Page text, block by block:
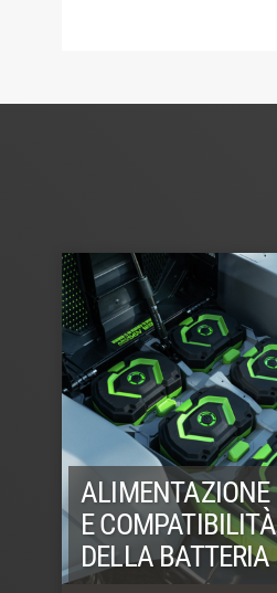
ALIMENTAZIONE
E COMPATIBILITÀ
DELLA BATTERIA